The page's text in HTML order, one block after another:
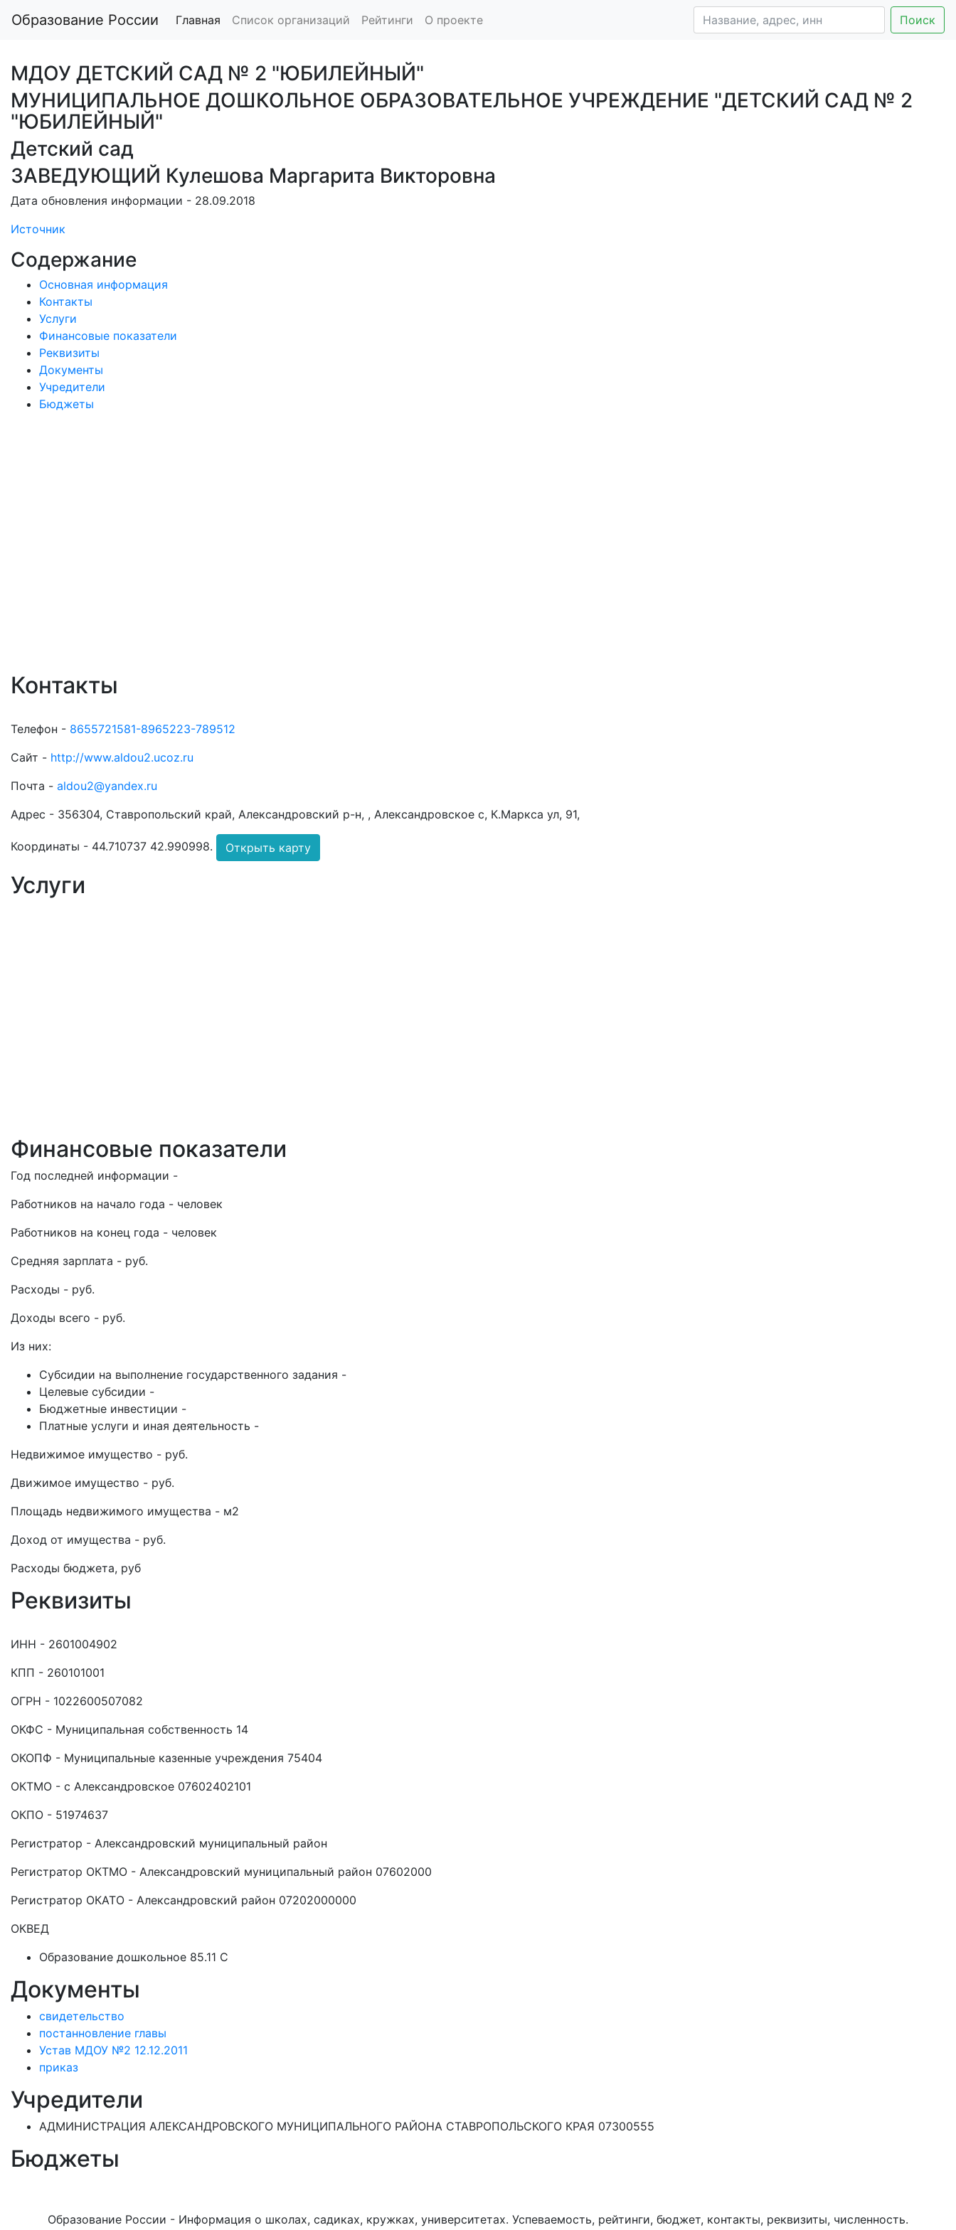
Образование России Главная Список организаций Рейтинги О проекте Поиск
МДОУ ДЕТСКИЙ САД № 2 "ЮБИЛЕЙНЫЙ"
МУНИЦИПАЛЬНОЕ ДОШКОЛЬНОЕ ОБРАЗОВАТЕЛЬНОЕ УЧРЕЖДЕНИЕ "ДЕТСКИЙ САД № 2
"ЮБИЛЕЙНЫЙ"
Детский сад
ЗАВЕДУЮЩИЙ Кулешова Маргарита Викторовна
Дата обновления информации - 28.09.2018
Источник
Содержание
Основная информация
Контакты
Услуги
Финансовые показатели
Реквизиты
Документы
Учредители
Бюджеты
Контакты
Телефон - 8655721581-8965223-789512
Сайт - http://www.aldou2.ucoz.ru
Почта - aldou2@yandex.ru
Адрес - 356304, Ставропольский край, Александровский р-н, , Александровское с, К.Маркса ул, 91,
Координаты - 44.710737 42.990998. Открыть карту
Услуги
Финансовые показатели
Год последней информации -
Работников на начало года - человек
Работников на конец года - человек
Средняя зарплата - руб.
Расходы - руб.
Доходы всего - руб.
Из них:
Субсидии на выполнение государственного задания -
Целевые субсидии -
Бюджетные инвестиции -
Платные услуги и иная деятельность -
Недвижимое имущество - руб.
Движимое имущество - руб.
Площадь недвижимого имущества - м2
Доход от имущества - руб.
Расходы бюджета, руб
Реквизиты
ИНН - 2601004902
КПП - 260101001
ОГРН - 1022600507082
ОКФС - Муниципальная собственность 14
ОКОПФ - Муниципальные казенные учреждения 75404
ОКТМО - с Александровское 07602402101
ОКПО - 51974637
Регистратор - Александровский муниципальный район
Регистратор ОКТМО - Александровский муниципальный район 07602000
Регистратор ОКАТО - Александровский район 07202000000
ОКВЕД
Образование дошкольное 85.11 C
Документы
свидетельство
постанновление главы
Устав МДОУ №2 12.12.2011
приказ
Учредители
АДМИНИСТРАЦИЯ АЛЕКСАНДРОВСКОГО МУНИЦИПАЛЬНОГО РАЙОНА СТАВРОПОЛЬСКОГО КРАЯ 07300555
Бюджеты
Образование России - Информация о школах, садиках, кружках, университетах. Успеваемость, рейтинги, бюджет, контакты, реквизиты, численность.